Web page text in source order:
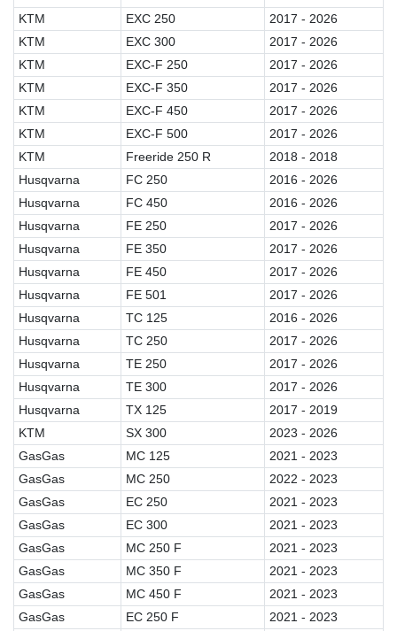
KTM
EXC 250
2017 - 2026
KTM
EXC 300
2017 - 2026
KTM
EXC-F 250
2017 - 2026
KTM
EXC-F 350
2017 - 2026
KTM
EXC-F 450
2017 - 2026
KTM
EXC-F 500
2017 - 2026
KTM
Freeride 250 R
2018 - 2018
Husqvarna
FC 250
2016 - 2026
Husqvarna
FC 450
2016 - 2026
Husqvarna
FE 250
2017 - 2026
Husqvarna
FE 350
2017 - 2026
Husqvarna
FE 450
2017 - 2026
Husqvarna
FE 501
2017 - 2026
Husqvarna
TC 125
2016 - 2026
Husqvarna
TC 250
2017 - 2026
Husqvarna
TE 250
2017 - 2026
Husqvarna
TE 300
2017 - 2026
Husqvarna
TX 125
2017 - 2019
KTM
SX 300
2023 - 2026
GasGas
MC 125
2021 - 2023
GasGas
MC 250
2022 - 2023
GasGas
EC 250
2021 - 2023
GasGas
EC 300
2021 - 2023
GasGas
MC 250 F
2021 - 2023
GasGas
MC 350 F
2021 - 2023
GasGas
MC 450 F
2021 - 2023
GasGas
EC 250 F
2021 - 2023